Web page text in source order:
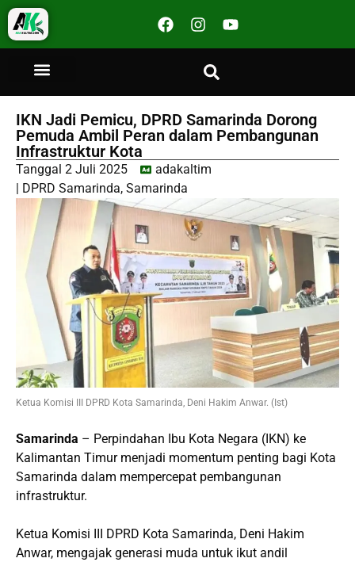
IKN Jadi Pemicu, DPRD Samarinda Dorong
Pemuda Ambil Peran dalam Pembangunan
Infrastruktur Kota
Tanggal 2 Juli 2025
adakaltim
DPRD Samarinda, Samarinda
Ketua Komisi III DPRD Kota Samarinda, Deni Hakim Anwar. (Ist)
Samarinda – Perpindahan Ibu Kota Negara (IKN) ke
Kalimantan Timur menjadi momentum penting bagi Kota
Samarinda dalam mempercepat pembangunan
infrastruktur.
Ketua Komisi III DPRD Kota Samarinda, Deni Hakim
Anwar, mengajak generasi muda untuk ikut andil